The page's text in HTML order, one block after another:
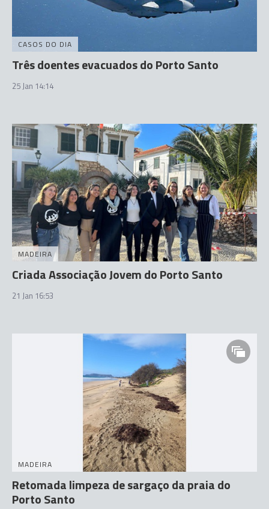
CASOS DO DIA
Três doentes evacuados do Porto Santo
25 Jan 14:14
MADEIRA
Criada Associação Jovem do Porto Santo
21 Jan 16:53
MADEIRA
Retomada limpeza de sargaço da praia do
Porto Santo